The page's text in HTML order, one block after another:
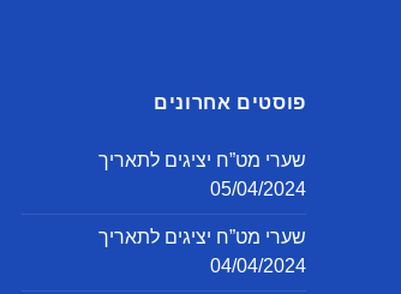
פוסטים אחרונים
שערי מט”ח יציגים לתאריך
05/04/2024
שערי מט”ח יציגים לתאריך
04/04/2024